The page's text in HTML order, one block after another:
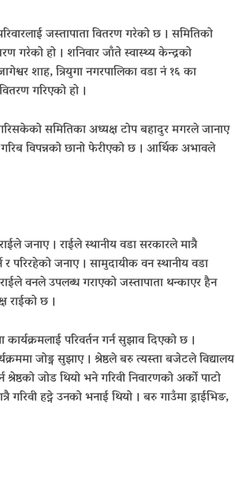
जस्तापाता वितरण गरेको छ । समितिको
गरेको हो । शनिवार जाँते स्वास्थ्य केन्द्रको
शाह, त्रियुगा नगरपालिका वडा नं १६ का
गरिएको हो ।
समितिका अध्यक्ष टोप बहादुर मगरले जानाए
विपन्नको छानो फेरीएको छ । आर्थिक अभावले
जनाए । राईले स्थानीय वडा सरकारले मात्रै
र परिरहेको जनाए । सामुदायीक वन स्थानीय वडा
वनले उपलब्ध गराएको जस्तापाता थन्काएर हैन
राईको छ ।
परिवर्तन गर्न सुझाव दिएको छ ।
जोड्न सुझाए । श्रेष्ठले बरु त्यस्ता बजेटले विद्यालय
जोड थियो भने गरिवी निवारणको अर्को पाटो
हट्ने उनको भनाई थियो । बरु गाउँमा ड्राईभिङ,